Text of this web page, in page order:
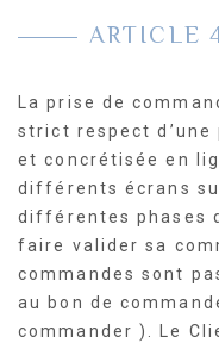
ARTICLE
La prise de
strict respect d’une
et concrétisée en
différents écrans
différentes phases
faire valider sa
commandes sont
au bon de
commander ). Le